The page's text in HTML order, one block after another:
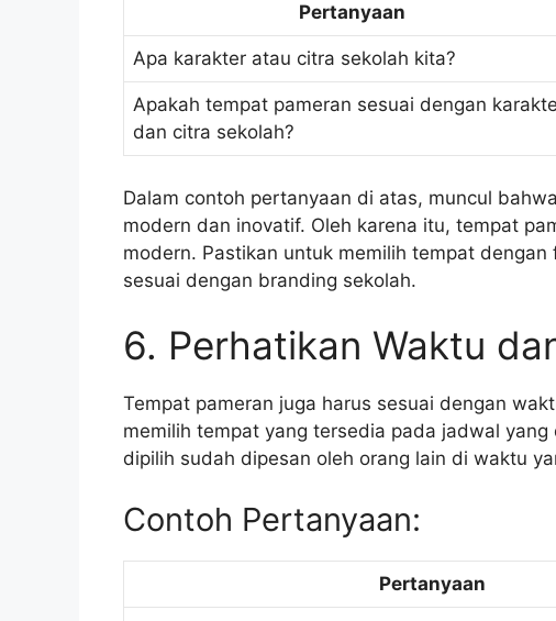
Pertanyaan
Apa karakter atau citra sekolah kita?
Apakah tempat pameran sesuai dengan
dan citra sekolah?
Dalam contoh pertanyaan di atas, muncul
modern dan inovatif. Oleh karena itu, tempat
modern. Pastikan untuk memilih tempat
sesuai dengan branding sekolah.
6. Perhatikan Waktu
Tempat pameran juga harus sesuai dengan
memilih tempat yang tersedia pada jadwal
dipilih sudah dipesan oleh orang lain di waktu
Contoh Pertanyaan:
Pertanyaan